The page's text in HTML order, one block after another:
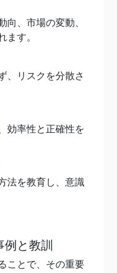
向、市場の変動、
ます。
、リスクを分散さ
効率性と正確性を
法を教育し、意識
と教訓
ことで、その重要